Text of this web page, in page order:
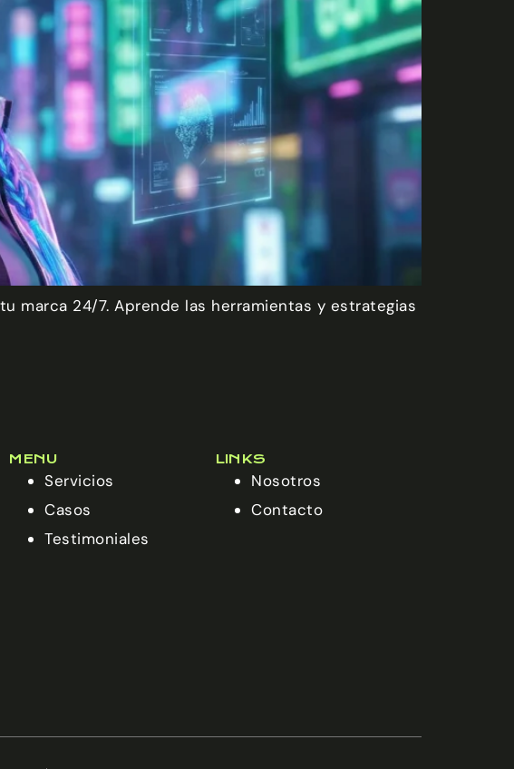
marca 24/7. Aprende las herramientas y estrategias
MENU
Servicios
Casos
Testimoniales
LINKS
Nosotros
Contacto